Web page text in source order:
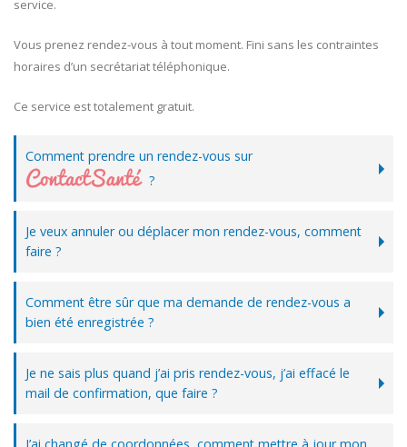
service.
Vous prenez rendez-vous à tout moment. Fini sans les contraintes
horaires d’un secrétariat téléphonique.
Ce service est totalement gratuit.
Comment prendre un rendez-vous sur
?
Je veux annuler ou déplacer mon rendez-vous, comment
faire ?
Comment être sûr que ma demande de rendez-vous a
bien été enregistrée ?
Je ne sais plus quand j’ai pris rendez-vous, j’ai effacé le
mail de confirmation, que faire ?